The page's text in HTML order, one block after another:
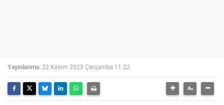
Yayınlanma: 22 Kasım 2023 Çarşamba 11:22